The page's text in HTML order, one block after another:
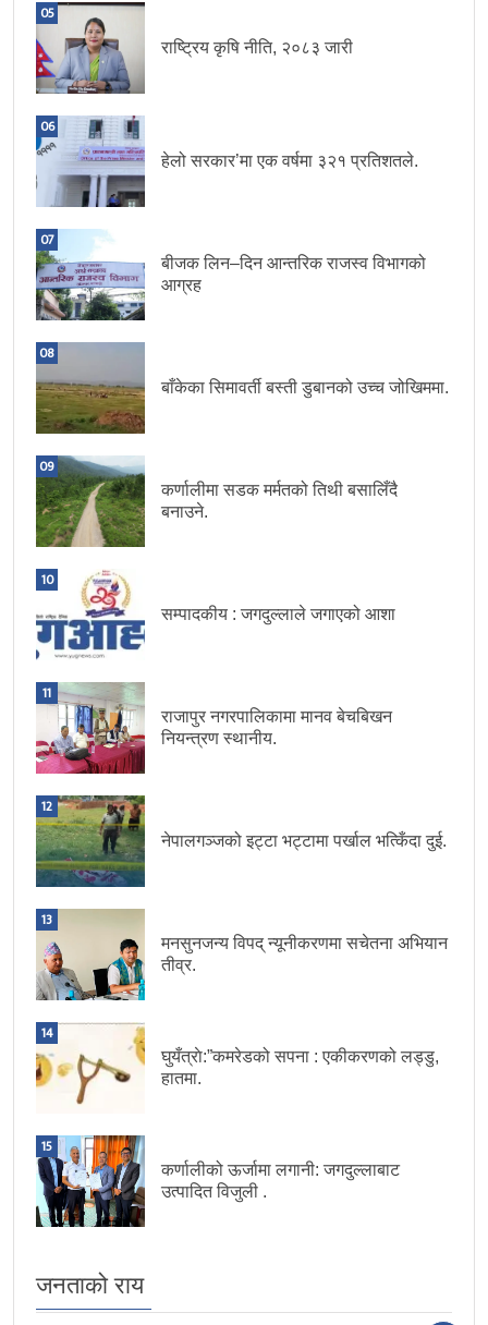
05
राष्ट्रिय कृषि नीति, २०८३ जारी
06
हेलो सरकार’मा एक वर्षमा ३२१ प्रतिशतले.
07
बीजक लिन–दिन आन्तरिक राजस्व विभागको
आग्रह
08
बाँकेका सिमावर्ती बस्ती डुबानको उच्च जोखिममा.
09
कर्णालीमा सडक मर्मतको तिथी बसालिँदै
बनाउने.
10
सम्पादकीय : जगदुल्लाले जगाएको आशा
11
राजापुर नगरपालिकामा मानव बेचबिखन
नियन्त्रण स्थानीय.
12
नेपालगञ्जको इट्टा भट्टामा पर्खाल भत्किँदा दुई.
13
मनसुनजन्य विपद् न्यूनीकरणमा सचेतना अभियान
तीव्र.
14
घुयँत्राे:”कमरेडको सपना : एकीकरणको लड्डु,
हातमा.
15
कर्णालीको ऊर्जामा लगानी: जगदुल्लाबाट
उत्पादित विजुली .
जनताको राय